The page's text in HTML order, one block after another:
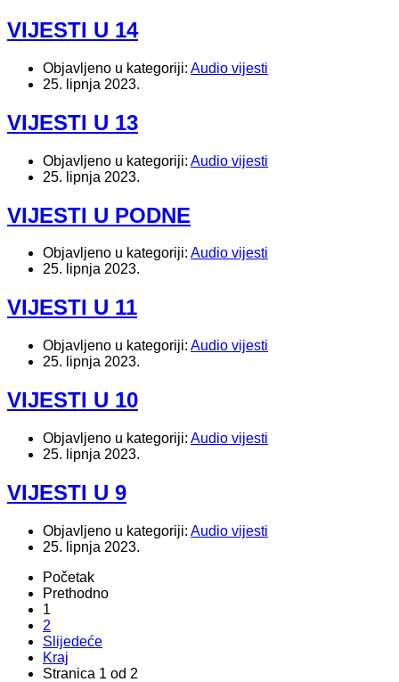
VIJESTI U 14
Objavljeno u kategoriji: Audio vijesti
25. lipnja 2023.
VIJESTI U 13
Objavljeno u kategoriji: Audio vijesti
25. lipnja 2023.
VIJESTI U PODNE
Objavljeno u kategoriji: Audio vijesti
25. lipnja 2023.
VIJESTI U 11
Objavljeno u kategoriji: Audio vijesti
25. lipnja 2023.
VIJESTI U 10
Objavljeno u kategoriji: Audio vijesti
25. lipnja 2023.
VIJESTI U 9
Objavljeno u kategoriji: Audio vijesti
25. lipnja 2023.
Početak
Prethodno
1
2
Slijedeće
Kraj
Stranica 1 od 2